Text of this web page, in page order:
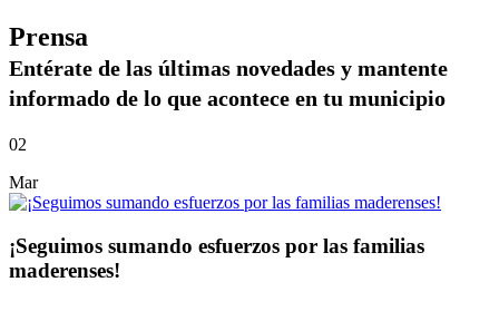
Prensa
Entérate de las últimas novedades y mantente
informado de lo que acontece en tu municipio
02
Mar
¡Seguimos sumando esfuerzos por las familias
maderenses!